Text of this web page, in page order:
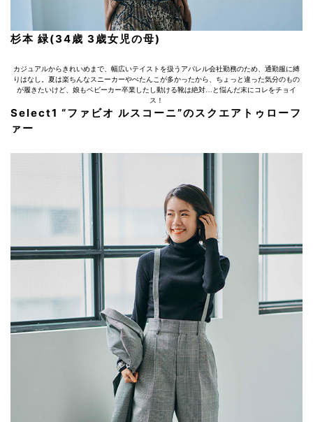
杉本 緑(34歳 3歳女児の母)
カジュアルからきれいめまで、幅広いテイストを扱うアパレル会社勤務のため、通勤服に縛
りはなし。夏は楽ちんなスニーカーやぺたんこが多かったから、ちょっと違った気分のもの
が履きたいけど、娘もベビーカー卒業したし動ける靴は絶対…と悩んだ末にコレをチョイ
ス！
Select1 “ファビオ ルスコーニ”のスクエアトゥローフ
ァー